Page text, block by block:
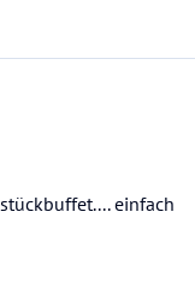
einfach